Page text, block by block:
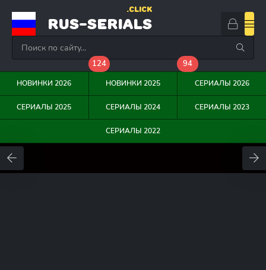
RUS-SERIALS
.CLICK
НОВИНКИ 2026
124
НОВИНКИ 2025
94
СЕРИАЛЫ 2026
СЕРИАЛЫ 2025 СЕРИАЛЫ 2024 СЕРИАЛЫ 2023
СЕРИАЛЫ 2022
0